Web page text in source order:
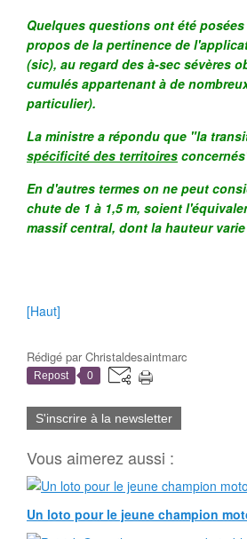
Quelques questions ont été
propos de la pertinence de
(sic), au regard des à-sec sévères
cumulés appartenant à de
particulier).
La ministre a répondu que "la
spécificité des territoires
En d'autres termes on ne peut
chute de 1 à 1,5 m, soient
massif central, dont la hauteur varie
[Haut]
Rédigé parChristaldesaintmarc
Repost 0
S'inscrire à la newsletter
Vous aimerez aussi :
Un loto pour le jeune champion